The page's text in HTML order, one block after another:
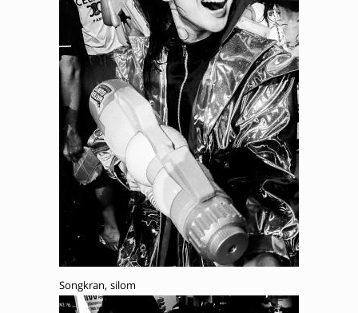
Songkran, silom